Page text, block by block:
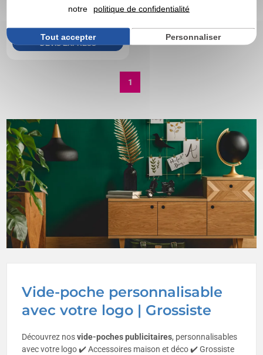
Vide-poche personnalisable
avec votre logo | Grossiste
Découvrez nosvide-poches publicitaires, personnalisables
avec votre logo ✔️ Accessoires maison et déco ✔️ Grossiste
Stock limité : nous consulter
DEVIS EXPRESS
1
notre
politique de confidentialité
Tout accepter Personnaliser